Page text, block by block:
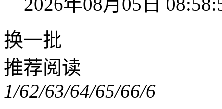
换一批
推荐阅读
1/62/63/64/65/66/6